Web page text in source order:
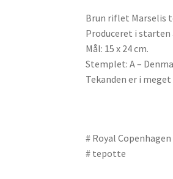
Brun riflet Marselis
Produceret i starten
Mål: 15 x 24 cm.
Stemplet: A –
Tekanden er i
# Royal Copenhagen
# tepotte